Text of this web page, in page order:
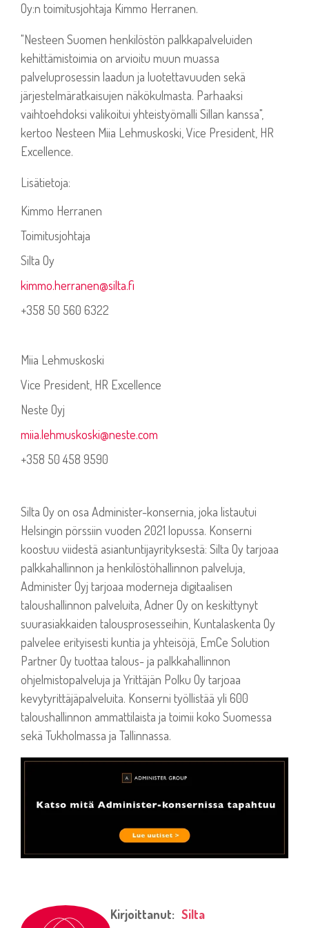
Oy:n toimitusjohtaja Kimmo Herranen.
"Nesteen Suomen henkilöstön palkkapalveluiden
kehittämistoimia on arvioitu muun muassa
palveluprosessin laadun ja luotettavuuden sekä
järjestelmäratkaisujen näkökulmasta. Parhaaksi
vaihtoehdoksi valikoitui yhteistyömalli Sillan kanssa",
kertoo Nesteen Miia Lehmuskoski, Vice President, HR
Excellence.
Lisätietoja:
Kimmo Herranen
Toimitusjohtaja
Silta Oy
kimmo.herranen@silta.fi
+358 50 560 6322
Miia Lehmuskoski
Vice President, HR Excellence
Neste Oyj
miia.lehmuskoski@neste.com
+358 50 458 9590
Silta Oy on osa Administer-konsernia, joka listautui
Helsingin pörssiin vuoden 2021 lopussa. Konserni
koostuu viidestä asiantuntijayrityksestä: Silta Oy tarjoaa
palkkahallinnon ja henkilöstöhallinnon palveluja,
Administer Oyj tarjoaa moderneja digitaalisen
taloushallinnon palveluita, Adner Oy on keskittynyt
suurasiakkaiden talousprosesseihin, Kuntalaskenta Oy
palvelee erityisesti kuntia ja yhteisöjä, EmCe Solution
Partner Oy tuottaa talous- ja palkkahallinnon
ohjelmistopalveluja ja Yrittäjän Polku Oy tarjoaa
kevytyrittäjäpalveluita. Konserni työllistää yli 600
taloushallinnon ammattilaista ja toimii koko Suomessa
sekä Tukholmassa ja Tallinnassa.
Kirjoittanut: Silta